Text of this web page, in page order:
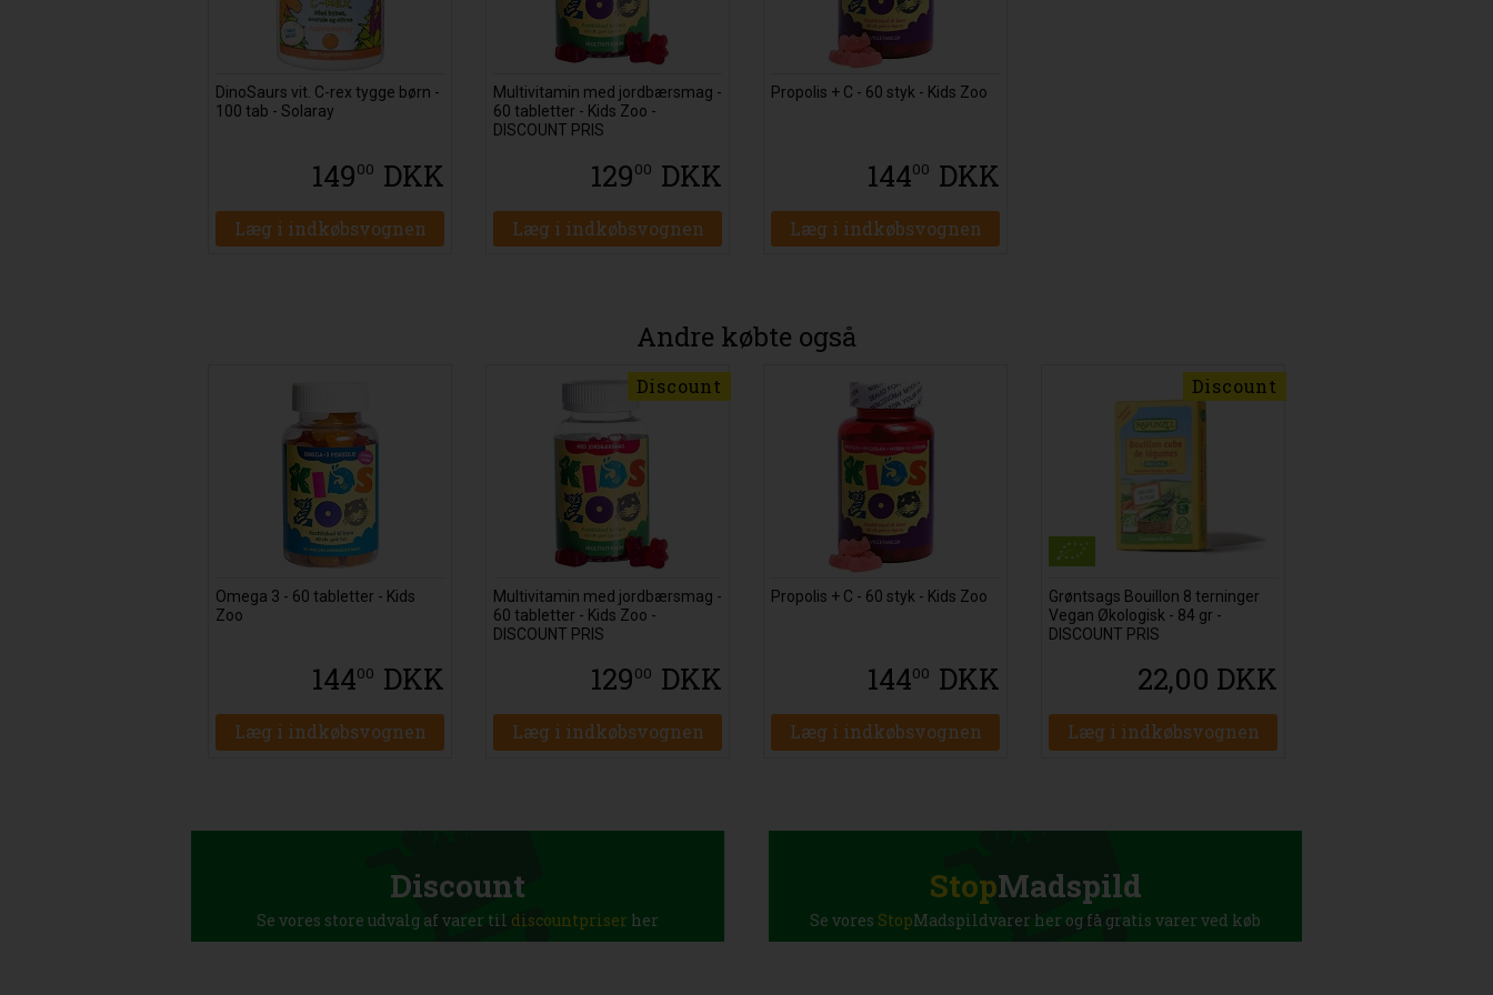
DinoSaurs vit. C-rex tygge børn -
100 tab - Solaray
14900 DKK
Læg i indkøbsvognen
Multivitamin med jordbærsmag -
60 tabletter - Kids Zoo -
DISCOUNT PRIS
12900 DKK
Læg i indkøbsvognen
Propolis + C - 60 styk - Kids Zoo
14400 DKK
Læg i indkøbsvognen
Andre købte også
Omega 3 - 60 tabletter - Kids
Zoo
14400 DKK
Læg i indkøbsvognen
Discount
Multivitamin med jordbærsmag -
60 tabletter - Kids Zoo -
DISCOUNT PRIS
12900 DKK
Læg i indkøbsvognen
Propolis + C - 60 styk - Kids Zoo
14400 DKK
Læg i indkøbsvognen
Discount
Grøntsags Bouillon 8 terninger
Vegan Økologisk - 84 gr -
DISCOUNT PRIS
22,00 DKK
Læg i indkøbsvognen
Discount
Se vores store udvalg af varer til discountpriser her
StopMadspild
Se vores StopMadspildvarer her og få gratis varer ved køb